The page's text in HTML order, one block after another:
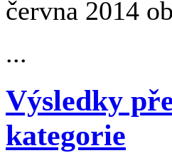
června 2014
...
Výsledky
kategorie